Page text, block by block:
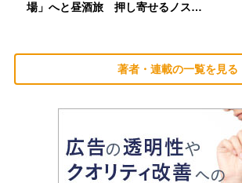
場」へと昼酒旅 押し寄せるノス…
著者・連載の一覧を見る